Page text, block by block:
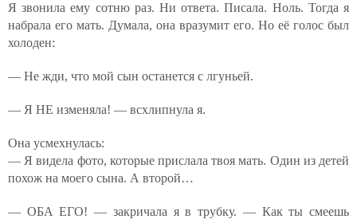
Я звонила ему сотню раз. Ни ответа. Писала. Ноль. Тогда я
набрала его мать. Думала, она вразумит его. Но её голос был
холоден:
— Не жди, что мой сын останется с лгуньей.
— Я НЕ изменяла! — всхлипнула я.
Она усмехнулась:
— Я видела фото, которые прислала твоя мать. Один из детей
похож на моего сына. А второй…
— ОБА ЕГО! — закричала я в трубку. — Как ты смеешь